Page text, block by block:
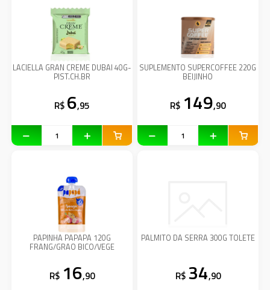
LACIELLA GRAN CREME DUBAI 40G-
PIST.CH.BR
R$ 6,95
SUPLEMENTO SUPERCOFFEE 220G
BEIJINHO
R$ 149,90
PAPINHA PAPAPA 120G
FRANG/GRAO BICO/VEGE
R$ 16,90
PALMITO DA SERRA 300G TOLETE
R$ 34,90